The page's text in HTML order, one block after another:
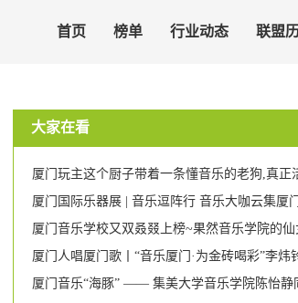
首页 榜单 行业动态 联盟
大家在看
厦门国际乐器展 | 音乐逗阵行 音乐大咖云集厦